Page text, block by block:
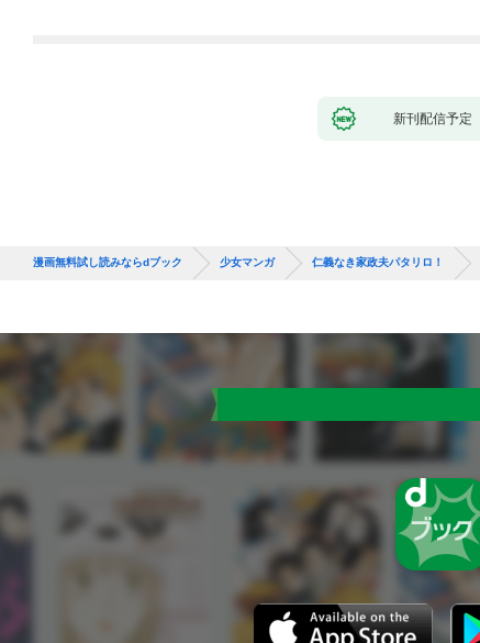
新刊配信予定
漫画無料試し読みならdブック 少女マンガ 仁義なき家政夫パタリロ！